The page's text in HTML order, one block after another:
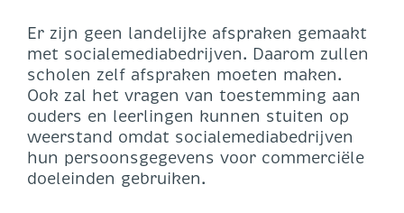
Er zijn geen landelijke afspraken gemaakt
met socialemediabedrijven. Daarom zullen
scholen zelf afspraken moeten maken.
Ook zal het vragen van toestemming aan
ouders en leerlingen kunnen stuiten op
weerstand omdat socialemediabedrijven
hun persoonsgegevens voor commerciële
doeleinden gebruiken.